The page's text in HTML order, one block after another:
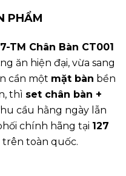
PHẨM
TM Chân Bàn CT001
ăn hiện đại, vừa sang
cần một mặt bàn bền
thì set chân bàn +
cầu hằng ngày lẫn
chính hãng tại 127
trên toàn quốc.